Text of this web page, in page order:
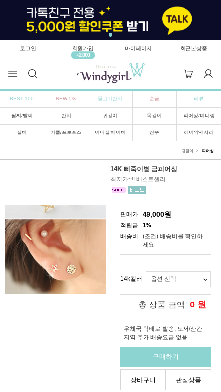
로그인
회원가입
+2,000
마이페이지 최근본상품
BEST 100 NEW 5% 물고기반지 순금 리뷰
팔찌/발찌 반지 귀걸이 목걸이 피어싱/미니링
실버 커플/프로포즈 이니셜/베이비 진주 헤어악세사리
귀걸이 피어싱
14K 삐죽이별 금피어싱
최저가~!! 베스트셀러
판매가 49,000원
적립금
1%
배송비
(조건) 배송비를 확인하
세요
14k컬러
총 상품 금액 0 원
우체국 택배로 발송, 도서/산간
지역 추가 배송요금 없음
구매하기
장바구니 관심상품